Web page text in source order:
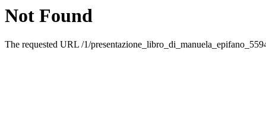
Not Found
The requested URL /1/